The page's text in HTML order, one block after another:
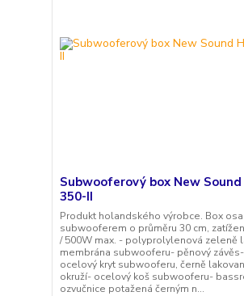
Subwooferový box New
350-II
Produkt holandského výrobce. Box
subwooferem o průměru 30 cm,
/ 500W max. - polyprolylenová zeleně
membrána subwooferu- pěnový
ocelový kryt subwooferu, černě
okruží- ocelový koš subwooferu-
ozvučnice potažená černým n...